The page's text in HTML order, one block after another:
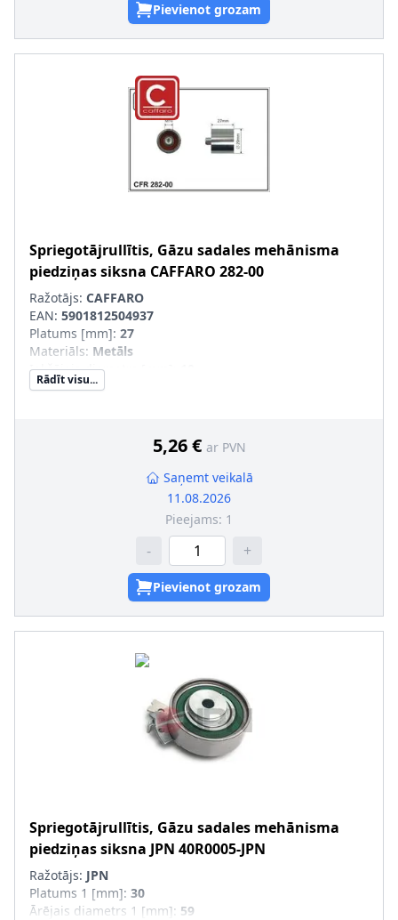
Pievienot grozam
Spriegotājrullītis, Gāzu sadales mehānisma
piedziņas siksna CAFFARO 282-00
Ražotājs: CAFFARO
EAN: 5901812504937
Platums [mm]: 27
Materiāls: Metāls
Iekšējais diametrs [mm]
Ārējais diametrs [mm]
Rādīt visu...
5,26 € ar PVN
Saņemt veikalā
11.08.2026
Pieejams: 1
- +
Pievienot grozam
Spriegotājrullītis, Gāzu sadales mehānisma
piedziņas siksna JPN 40R0005-JPN
Ražotājs: JPN
Platums 1 [mm]: 30
Ārējais diametrs 1 [mm]: 59